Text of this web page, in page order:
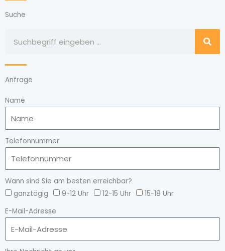
Suche
Anfrage
Name
Telefonnummer
Wann sind Sie am besten erreichbar?
ganztägig
9-12 Uhr 12-15 Uhr
15-18 Uhr
E-Mail-Adresse